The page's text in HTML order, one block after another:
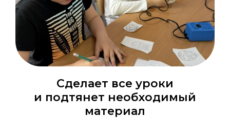
Сделает все уроки
и подтянет необходимый
материал